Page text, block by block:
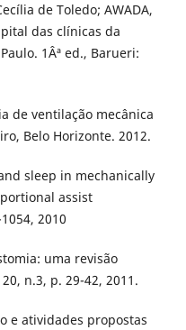
de Toledo; AWADA,
das clínicas da
1Âª ed., Barueri:
de ventilação mecânica
Belo Horizonte. 2012.
sleep in mechanically
assist
2010
uma revisão
n.3, p. 29-42, 2011.
e atividades propostas